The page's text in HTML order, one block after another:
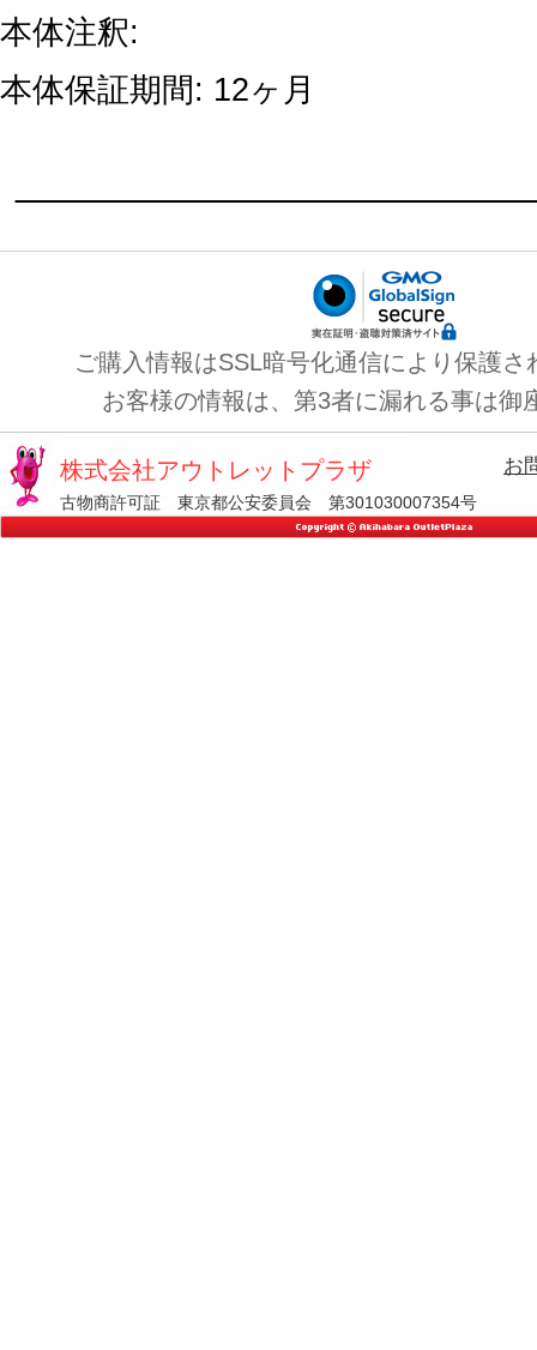
本体注釈:
本体保証期間: 12ヶ月
ご購入情報はSSL暗号化通信により保護さ
お客様の情報は、第3者に漏れる事は御
株式会社アウトレットプラザ
古物商許可証 東京都公安委員会 第301030007354号
お